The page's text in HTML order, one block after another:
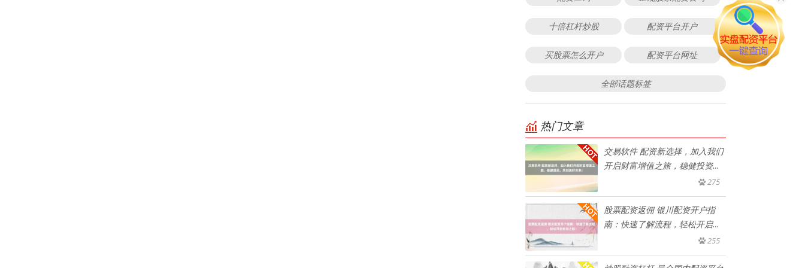
十倍杠杆炒股 配资平台开户
买股票怎么开户 配资平台网址
全部话题标签
热门文章
交易软件 配资新选择，加入我们
开启财富增值之旅，稳健投资，
275
股票配资返佣 银川配资开户指
南：快速了解流程，轻松开启投
255